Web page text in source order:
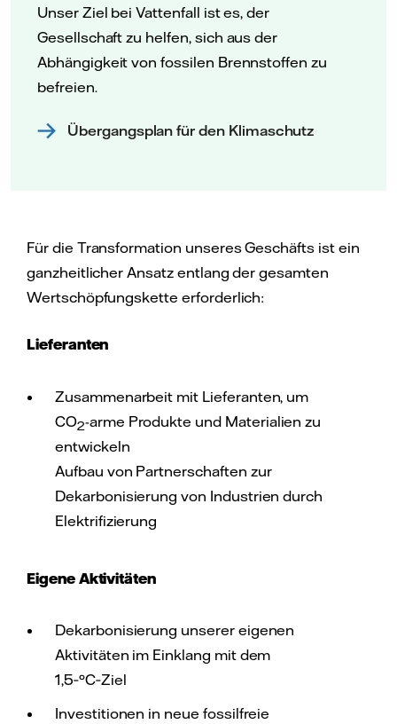
Unser Ziel bei Vattenfall ist es, der
Gesellschaft zu helfen, sich aus der
Abhängigkeit von fossilen Brennstoffen zu
befreien.
Übergangsplan für den Klimaschutz
Für die Transformation unseres Geschäfts ist ein
ganzheitlicher Ansatz entlang der gesamten
Wertschöpfungskette erforderlich:
Lieferanten
Zusammenarbeit mit Lieferanten, um
CO2-arme Produkte und Materialien zu
entwickeln
Aufbau von Partnerschaften zur
Dekarbonisierung von Industrien durch
Elektrifizierung
Eigene Aktivitäten
Dekarbonisierung unserer eigenen
Aktivitäten im Einklang mit dem
1,5‑°C‑Ziel
Investitionen in neue fossilfreie